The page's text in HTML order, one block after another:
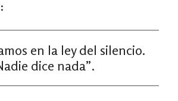
en la ley del silencio.
dice nada”.